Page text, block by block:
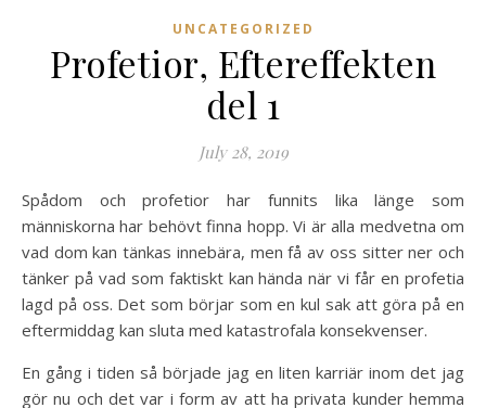
UNCATEGORIZED
Profetior, Eftereffekten
del 1
July 28, 2019
Spådom och profetior har funnits lika länge som
människorna har behövt finna hopp. Vi är alla medvetna om
vad dom kan tänkas innebära, men få av oss sitter ner och
tänker på vad som faktiskt kan hända när vi får en profetia
lagd på oss. Det som börjar som en kul sak att göra på en
eftermiddag kan sluta med katastrofala konsekvenser.
En gång i tiden så började jag en liten karriär inom det jag
gör nu och det var i form av att ha privata kunder hemma